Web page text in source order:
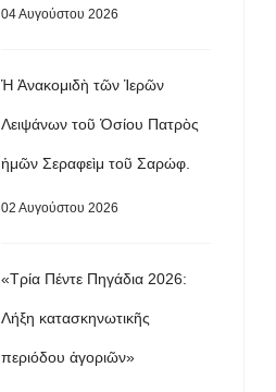
04 Αυγούστου 2026
Ἡ Ἀνακομιδὴ τῶν Ἱερῶν
Λειψάνων τοῦ Ὁσίου Πατρὸς
ἡμῶν Σεραφεὶμ τοῦ Σαρώφ.
02 Αυγούστου 2026
«Τρία Πέντε Πηγάδια 2026:
Λήξη κατασκηνωτικῆς
περιόδου ἀγοριῶν»